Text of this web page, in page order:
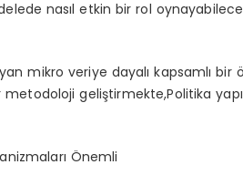
nasıl etkin bir rol
mikro veriye dayalı kapsamlı
metodolojigeliştirmekte,Politika
Önemli